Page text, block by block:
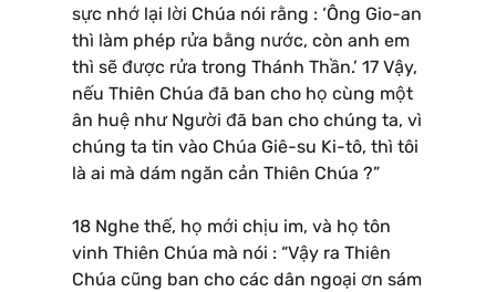
sực nhớ lại lời Chúa nói rằng : ‘Ông Gio-an
thì làm phép rửa bằng nước, còn anh em
thì sẽ được rửa trong Thánh Thần.’ 17 Vậy,
nếu Thiên Chúa đã ban cho họ cùng một
ân huệ như Người đã ban cho chúng ta, vì
chúng ta tin vào Chúa Giê-su Ki-tô, thì tôi
là ai mà dám ngăn cản Thiên Chúa ?”
18 Nghe thế, họ mới chịu im, và họ tôn
vinh Thiên Chúa mà nói : “Vậy ra Thiên
Chúa cũng ban cho các dân ngoại ơn sám